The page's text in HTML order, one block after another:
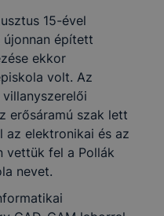
15-ével
épített
ekkor
volt. Az
erősáramú szak lett
az elektronikai és az
vettük fel a Pollák
nevet.